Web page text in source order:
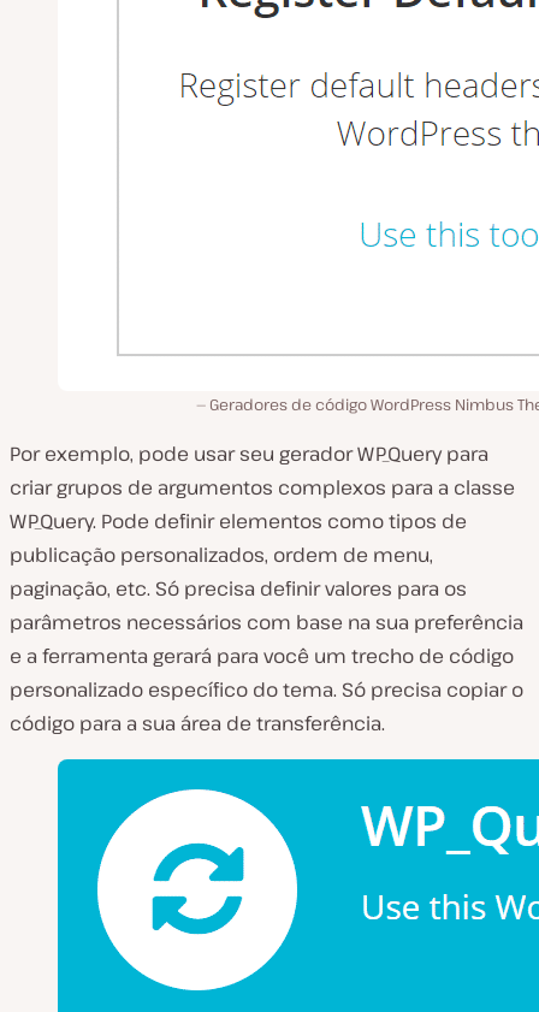
Geradores de código WordPress Nimbus
Por exemplo, pode usar seu gerador WP_Query para
criar grupos de argumentos complexos para a classe
WP_Query. Pode definir elementos como tipos de
publicação personalizados, ordem de menu,
paginação, etc. Só precisa definir valores para os
parâmetros necessários com base na sua preferência
e a ferramenta gerará para você um trecho de código
personalizado específico do tema. Só precisa copiar o
código para a sua área de transferência.